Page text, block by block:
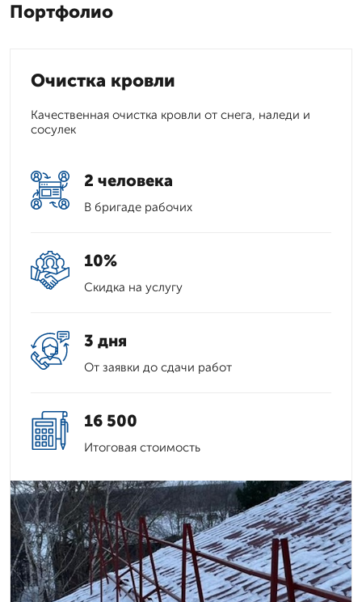
Портфолио
Очистка кровли
Качественная очистка кровли от снега, наледи и
сосулек
2 человека
В бригаде рабочих
10%
Скидка на услугу
3 дня
От заявки до сдачи работ
16 500
Итоговая стоимость